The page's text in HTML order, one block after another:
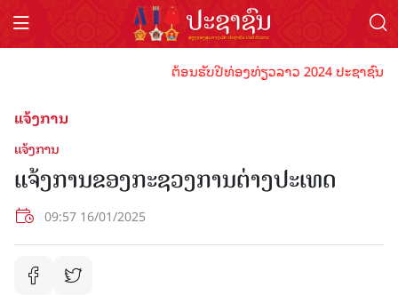
ຕ້ອນຮັບປີທ່ອງທ່ຽວລາວ 2024 ປະຊາຊົນ
ແຈ້ງການ
ແຈ້ງການ
ແຈ້ງການຂອງກະຊວງການຕ່າງປະເທດ
09:57 16/01/2025